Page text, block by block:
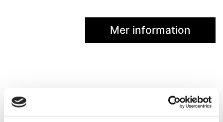
Mer information